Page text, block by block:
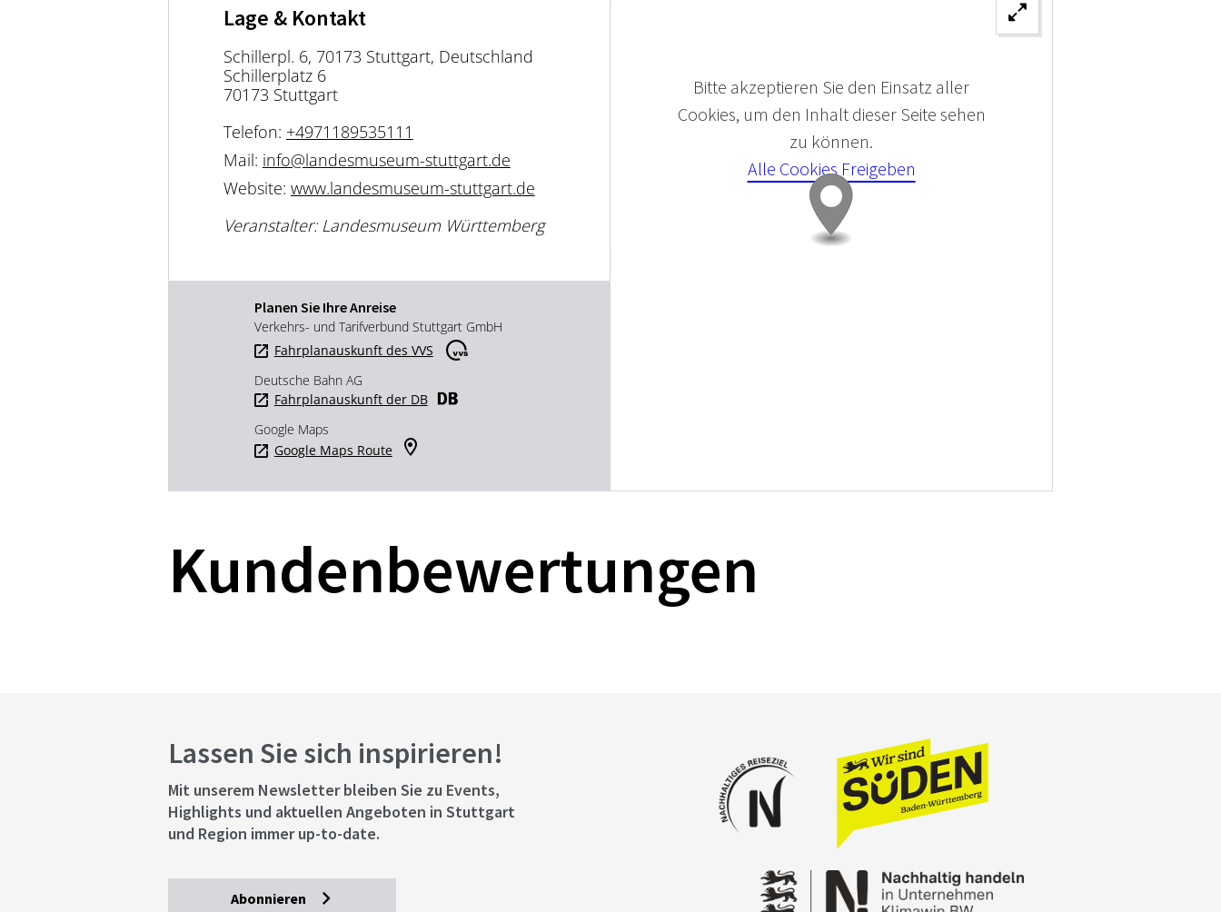
Lage & Kontakt
Schillerpl. 6, 70173 Stuttgart, Deutschland
Schillerplatz 6
70173 Stuttgart
Telefon: +4971189535111
Mail: info@landesmuseum-stuttgart.de
Website: www.landesmuseum-stuttgart.de
Veranstalter: Landesmuseum Württemberg
Planen Sie Ihre Anreise
Verkehrs- und Tarifverbund Stuttgart GmbH
Fahrplanauskunft des VVS
Deutsche Bahn AG
Fahrplanauskunft der DB
Google Maps
Google Maps Route
Bitte akzeptieren Sie den Einsatz aller
Cookies, um den Inhalt dieser Seite sehen
zu können.
Alle Cookies Freigeben
Kundenbewertungen
Lassen Sie sich inspirieren!
Mit unserem Newsletter bleiben Sie zu Events,
Highlights und aktuellen Angeboten in Stuttgart
und Region immer up-to-date.
Abonnieren